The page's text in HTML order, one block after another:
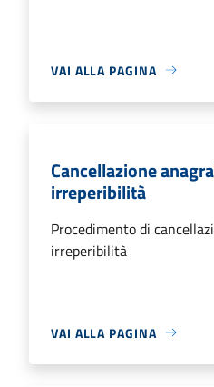
VAI ALLA PAGINA
Cancellazione
irreperibilità
Procedimento di
irreperibilità
VAI ALLA PAGINA